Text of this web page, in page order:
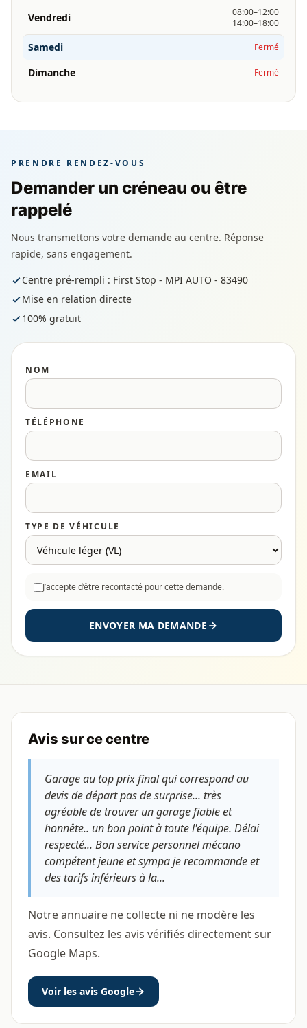
Vendredi
08:00–12:00
14:00–18:00
Samedi Fermé
Dimanche Fermé
PRENDRE RENDEZ-VOUS
Demander un créneau ou être
rappelé
Nous transmettons votre demande au centre. Réponse
rapide, sans engagement.
Centre pré-rempli : First Stop - MPI AUTO - 83490
Mise en relation directe
100% gratuit
NOM
TÉLÉPHONE
EMAIL
TYPE DE VÉHICULE
J’accepte d’être recontacté pour cette demande.
ENVOYER MA DEMANDE
Avis sur ce centre
Garage au top prix final qui correspond au
devis de départ pas de surprise... très
agréable de trouver un garage fiable et
honnête.. un bon point à toute l'équipe. Délai
respecté... Bon service personnel mécano
compétent jeune et sympa je recommande et
des tarifs inférieurs à la...
Notre annuaire ne collecte ni ne modère les
avis. Consultez les avis vérifiés directement sur
Google Maps.
Voir les avis Google